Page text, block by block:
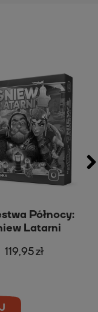
Północy:
Latarni
119,95 zł